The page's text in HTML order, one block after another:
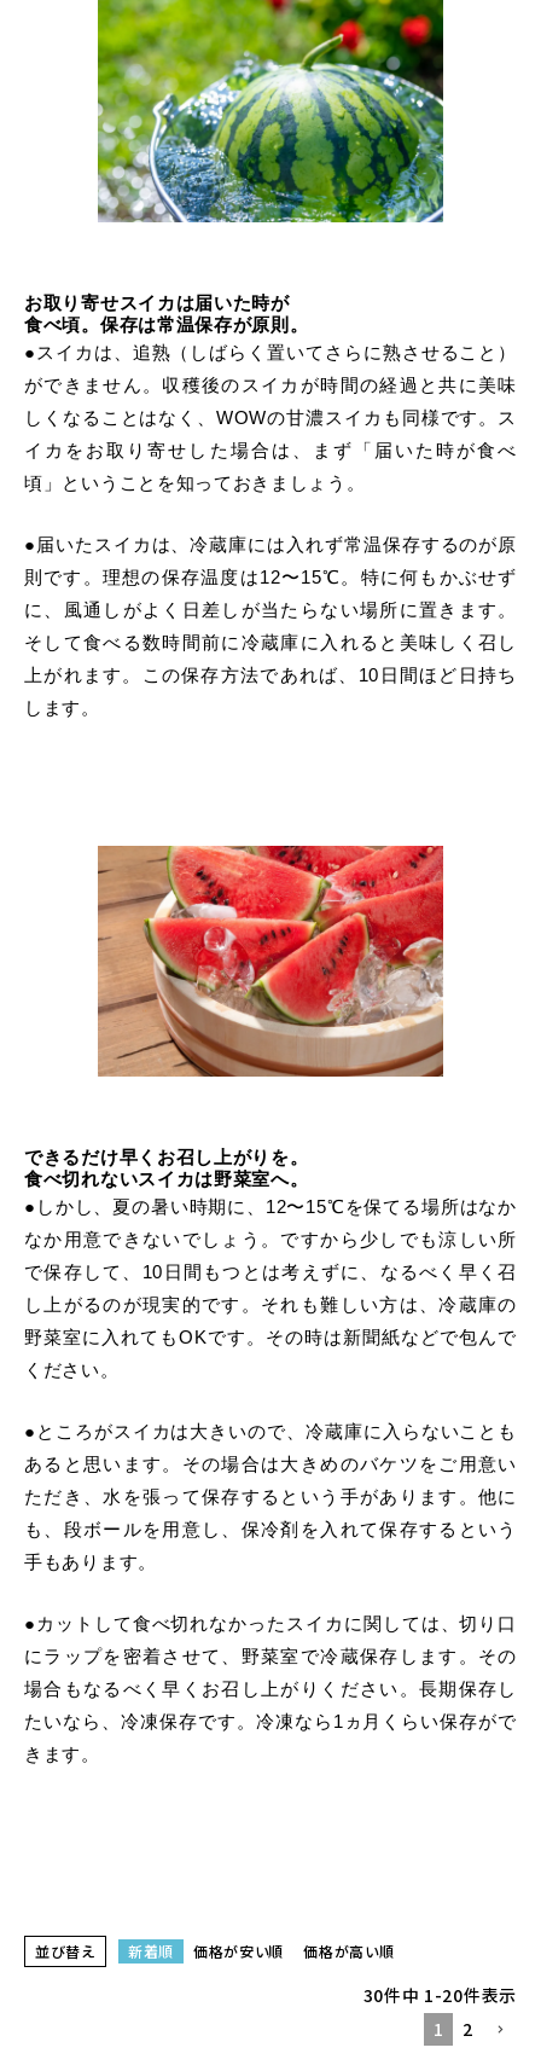
お取り寄せスイカは届いた時が
食べ頃。保存は常温保存が原則。
●スイカは、追熟（しばらく置いてさらに熟させること）
ができません。収穫後のスイカが時間の経過と共に美味
しくなることはなく、WOWの甘濃スイカも同様です。ス
イカをお取り寄せした場合は、まず「届いた時が食べ
頃」ということを知っておきましょう。
●届いたスイカは、冷蔵庫には入れず常温保存するのが原
則です。理想の保存温度は12〜15℃。特に何もかぶせず
に、風通しがよく日差しが当たらない場所に置きます。
そして食べる数時間前に冷蔵庫に入れると美味しく召し
上がれます。この保存方法であれば、10日間ほど日持ち
します。
できるだけ早くお召し上がりを。
食べ切れないスイカは野菜室へ。
●しかし、夏の暑い時期に、12〜15℃を保てる場所はなか
なか用意できないでしょう。ですから少しでも涼しい所
で保存して、10日間もつとは考えずに、なるべく早く召
し上がるのが現実的です。それも難しい方は、冷蔵庫の
野菜室に入れてもOKです。その時は新聞紙などで包んで
ください。
●ところがスイカは大きいので、冷蔵庫に入らないことも
あると思います。その場合は大きめのバケツをご用意い
ただき、水を張って保存するという手があります。他に
も、段ボールを用意し、保冷剤を入れて保存するという
手もあります。
●カットして食べ切れなかったスイカに関しては、切り口
にラップを密着させて、野菜室で冷蔵保存します。その
場合もなるべく早くお召し上がりください。長期保存し
たいなら、冷凍保存です。冷凍なら1ヵ月くらい保存がで
きます。
並び替え 新着順 価格が安い順 価格が高い順
30件中 1-20件表示
1
2